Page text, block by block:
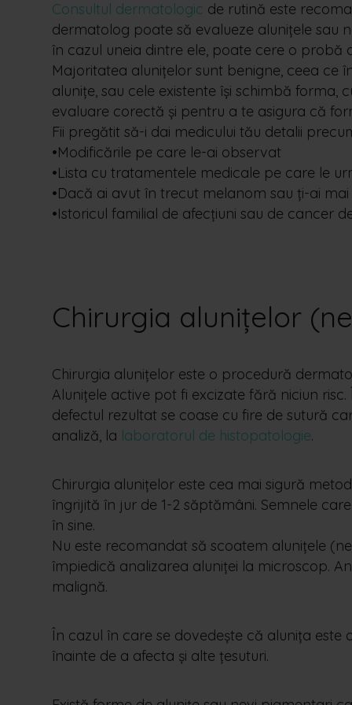
Consultul dermatologic de rutină este
dermatolog poate să evalueze alunițele sau
în cazul uneia dintre ele, poate cere o probă
Majoritatea alunițelor sunt benigne, ceea ce
alunițe, sau cele existente își schimbă
evaluare corectă și pentru a te asigura că
Fii pregătit să-i dai medicului tău detalii
•Modificările pe care le-ai observat
•Lista cu tratamentele medicale pe care le
•Dacă ai avut în trecut melanom sau ți-ai mai
•Istoricul familial de afecțiuni sau de cancer
Chirurgia alunițelor
Chirurgia alunițelor este o procedură
Alunițele active pot fi excizate fără niciun
defectul rezultat se coase cu fire de sutură
analiză, la laboratorul de histopatologie.
Chirurgia alunițelor este cea mai sigură
îngrijită în jur de 1-2 săptămâni. Semnele
în sine.
Nu este recomandat să scoatem alunițele
împiedică analizarea aluniței la microscop.
malignă.
În cazul în care se dovedește că alunița
înainte de a afecta și alte țesuturi.